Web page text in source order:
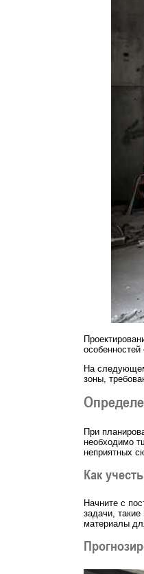
На
зоны,
При
необходимо
неприятных
Как
Начните с
задачи,
материалы